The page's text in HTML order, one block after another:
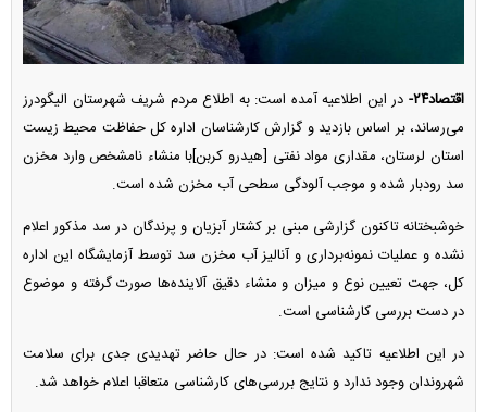
اقتصاد۲۴-
در این اطلاعیه آمده است: به اطلاع مردم شریف شهرستان الیگودرز
می‌رساند، بر اساس بازدید و گزارش کارشناسان اداره کل حفاظت محیط زیست
استان لرستان، مقداری مواد نفتی [هیدرو کربن]با منشاء نامشخص وارد مخزن
سد رودبار شده و موجب آلودگی سطحی آب مخزن شده است.
خوشبختانه تاکنون گزارشی مبنی بر کشتار آبزیان و پرندگان در سد مذکور اعلام
نشده و عملیات نمونه‌برداری و آنالیز آب مخزن سد توسط آزمایشگاه این اداره
کل، جهت تعیین نوع و میزان و منشاء دقیق آلاینده‌ها صورت گرفته و موضوع
در دست بررسی کارشناسی است.
در این اطلاعیه تاکید شده است: در حال حاضر تهدیدی جدی برای سلامت
شهروندان وجود ندارد و نتایج بررسی‌های کارشناسی متعاقبا اعلام خواهد شد.